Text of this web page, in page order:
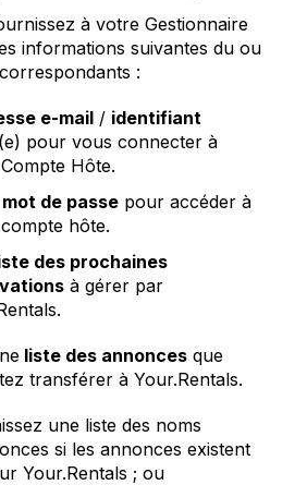
à votre Gestionnaire
informations suivantes du ou
:
e-mail / identifiant
pour vous connecter à
Hôte.
mot de passe pour accéder à
hôte.
des prochaines
à gérer par
liste des annonces que
transférer à Your.Rentals.
une liste des noms
si les annonces existent
Your.Rentals ; ou